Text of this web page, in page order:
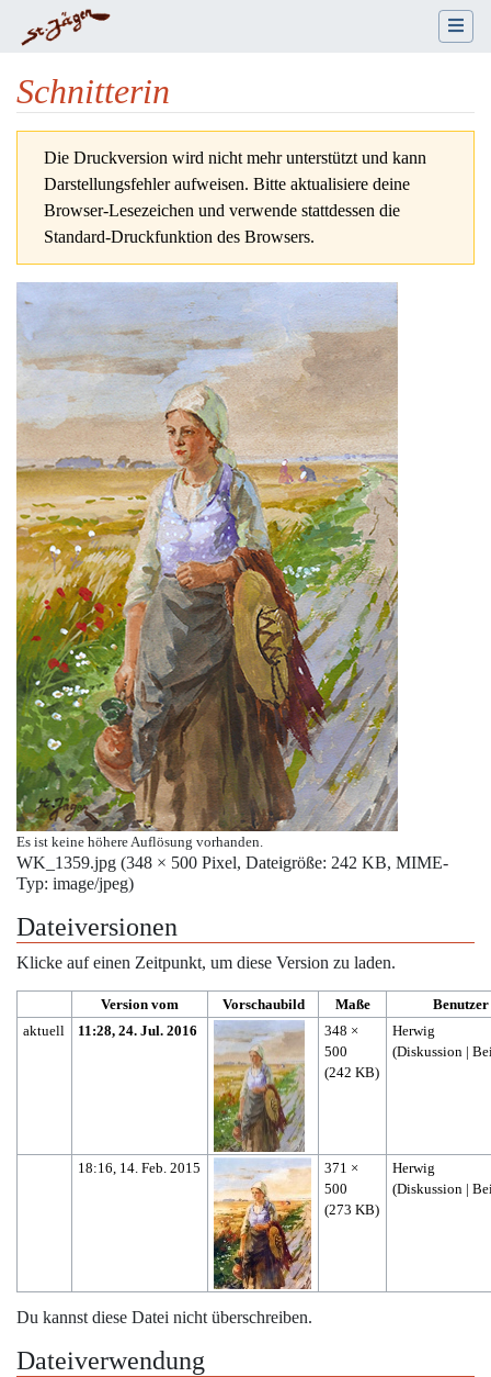
Schnitterin
Die Druckversion wird nicht mehr unterstützt und kann
Darstellungsfehler aufweisen. Bitte aktualisiere deine
Browser-Lesezeichen und verwende stattdessen die
Standard-Druckfunktion des Browsers.
Es ist keine höhere Auflösung vorhanden.
WK_1359.jpg (348 × 500 Pixel, Dateigröße: 242 KB, MIME-
Typ: image/jpeg)
Dateiversionen
Klicke auf einen Zeitpunkt, um diese Version zu laden.
Version vom Vorschaubild Maße
Benutzer
aktuell
11:28, 24. Jul. 2016
348 ×
500
(242 KB)
Herwig
(Diskussion |
18:16, 14. Feb. 2015
371 ×
500
(273 KB)
Herwig
(Diskussion |
Du kannst diese Datei nicht überschreiben.
Dateiverwendung